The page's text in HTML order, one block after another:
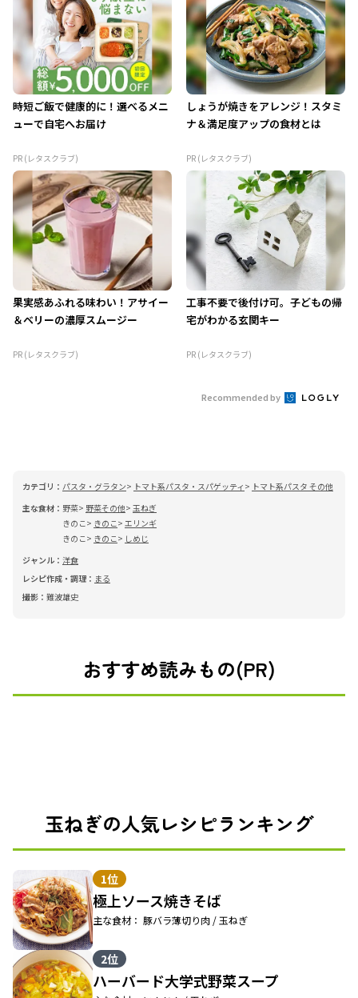
時短ご飯で健康的に！選べるメニ
ューで自宅へお届け
PR (レタスクラブ)
しょうが焼きをアレンジ！スタミ
ナ＆満足度アップの食材とは
PR (レタスクラブ)
果実感あふれる味わい！アサイー
＆ベリーの濃厚スムージー
PR (レタスクラブ)
工事不要で後付け可。子どもの帰
宅がわかる玄関キー
PR (レタスクラブ)
Recommended by
カテゴリ： パスタ・グラタン トマト系パスタ・スパゲッティ
トマト系パスタ その他
主な食材： 野菜 野菜その他 玉ねぎ
きのこ
きのこ
エリンギ
きのこ
きのこ
しめじ
ジャンル： 洋食
レシピ作成・調理： まる
撮影： 難波雄史
おすすめ読みもの(PR)
玉ねぎの人気レシピランキング
1位
極上ソース焼きそば
主な食材： 豚バラ薄切り肉 / 玉ねぎ
2位
ハーバード大学式野菜スープ